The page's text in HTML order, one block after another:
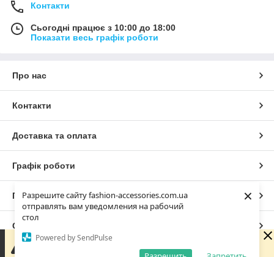
Разрешите сайту fashion-accessories.com.ua
отправлять вам уведомления на рабочий
стол
Powered by SendPulse
×
Контакти
Сьогодні працює з 10:00 до 18:00
Показати весь графік роботи
Про нас
Контакти
Доставка та оплата
Графік роботи
Повна версія сайту
Сайт створено на маркетплейсі
Зараз у компанії неробочий час. Замовлення та
повідомлення будуть оброблені з 10:00 найближчого